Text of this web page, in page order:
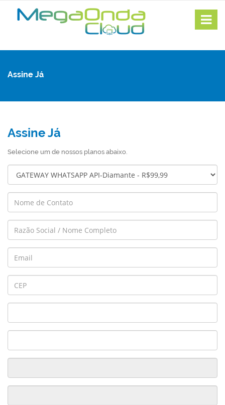
Assine Já
Assine Já
Selecione um de nossos planos abaixo.